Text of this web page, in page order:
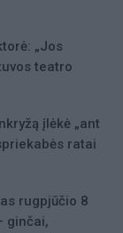
„Jos
teatro
įlėkė „ant
ratai
rugpjūčio 8
ginčai,